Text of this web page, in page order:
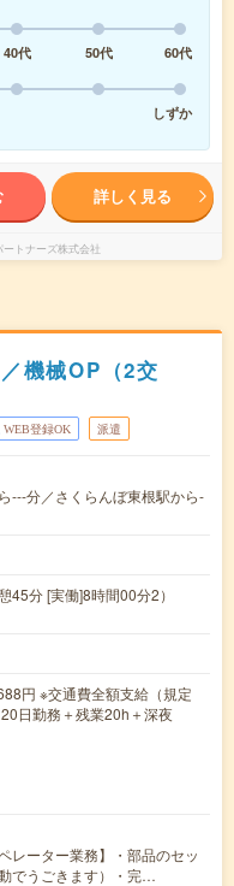
40代 50代
60代
しずか
詳しく見る
トナーズ株式会社
機械OP（2交
WEB登録OK 派遣
---分／さくらんぼ東根駅から-
45分 [実働]8時間00分2）
円 ※交通費全額支給（規定
日勤務＋残業20h＋深夜
レーター業務】・部品のセッ
でうごきます）・完…